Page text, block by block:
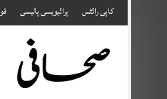
to
content
کاپی رائٹس پرائیویسی پالیسی